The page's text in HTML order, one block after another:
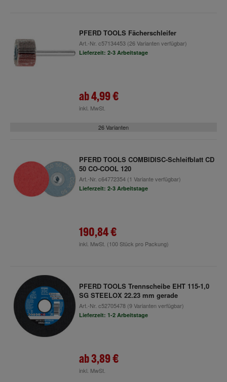
PFERD TOOLS Fächerschleifer
Art.-Nr. c57134453(26 Varianten verfügbar)
Lieferzeit: 2-3 Arbeitstage
ab4,99 €
inkl. MwSt.
26 Varianten
PFERD TOOLS COMBIDISC-Schleifblatt CD
50 CO-COOL 120
Art.-Nr. c64772354(1 Variante verfügbar)
Lieferzeit: 2-3 Arbeitstage
190,84 €
inkl. MwSt. (100 Stück pro Packung)
PFERD TOOLS Trennscheibe EHT 115-1,0
SG STEELOX 22.23 mm gerade
Art.-Nr. c52705478(9 Varianten verfügbar)
Lieferzeit: 1-2 Arbeitstage
ab3,89 €
inkl. MwSt.